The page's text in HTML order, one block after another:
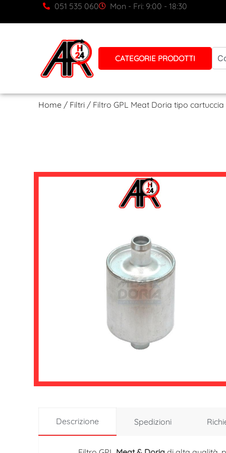
051 535 060 Mon - Fri: 9:00 - 18:30
CATEGORIE PRODOTTI
Home / Filtri / Filtro GPL Meat Doria tipo
Descrizione Spedizioni